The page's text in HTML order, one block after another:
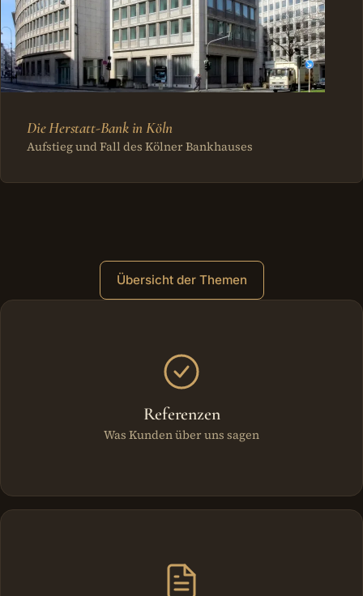
Die Herstatt-Bank in Köln
Aufstieg und Fall des Kölner Bankhauses
Übersicht der Themen
Weitere Bereiche
Referenzen
Was Kunden über uns sagen